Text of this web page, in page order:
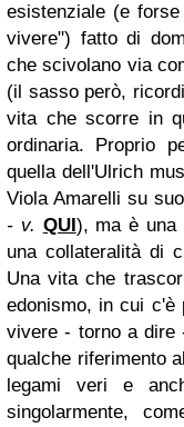
esistenziale (e
vivere") fatto di
che scivolano via
(il sasso però,
vita che scorre in
ordinaria. Proprio
quella dell'Ulrich
Viola Amarelli su
- v. QUI), ma è una
una collateralità di
Una vita che
edonismo, in cui c'è
vivere - torno a dire
qualche riferimento
legami veri e
singolarmente,